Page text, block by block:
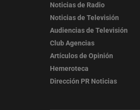
Noticias de Radio
Noticias de Televisión
Audiencias de Televisión
Club Agencias
Artículos de Opinión
Hemeroteca
Dirección PR Noticias